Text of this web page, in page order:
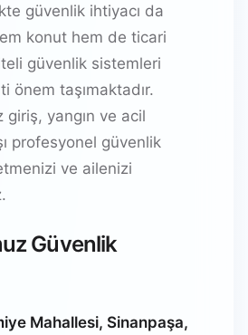
güvenlik ihtiyacı da
konut hem de ticari
güvenlik sistemleri
önem taşımaktadır.
giriş, yangın ve acil
profesyonel güvenlik
ve ailenizi
Güvenlik
Mahallesi, Sinanpaşa,